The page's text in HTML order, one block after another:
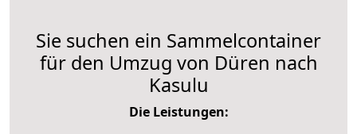
Sie suchen ein Sammelcontainer
für den Umzug von Düren nach
Kasulu
Die Leistungen: